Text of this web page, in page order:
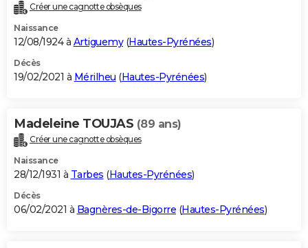
Créer une cagnotte obsèques
Naissance
12/08/1924 à Artiguemy(Hautes-Pyrénées)
Décès
19/02/2021 à Mérilheu (Hautes-Pyrénées)
Madeleine TOUJAS (89 ans)
Créer une cagnotte obsèques
Naissance
28/12/1931 à Tarbes (Hautes-Pyrénées)
Décès
06/02/2021 à Bagnères-de-Bigorre (Hautes-Pyrénées)